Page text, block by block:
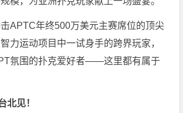
APTC年终500万美元主赛席位的顶尖
力运动项目中一试身手的跨界玩家，
氛围的扑克爱好者——这里都有属于
北见！